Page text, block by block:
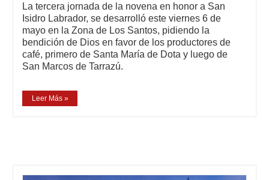
La tercera jornada de la novena en honor a San
Isidro Labrador, se desarrolló este viernes 6 de
mayo en la Zona de Los Santos, pidiendo la
bendición de Dios en favor de los productores de
café, primero de Santa María de Dota y luego de
San Marcos de Tarrazú.
Leer Más »